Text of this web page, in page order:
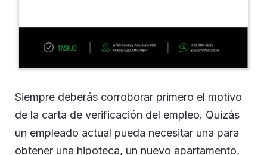
Siempre deberás corroborar primero el motivo
de la carta de verificación del empleo. Quizás
un empleado actual pueda necesitar una para
obtener una hipoteca, un nuevo apartamento,